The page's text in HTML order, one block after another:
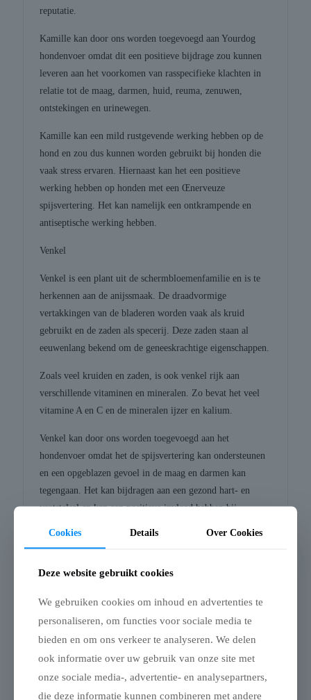
reputatie.
Kamille kan door ons worden toegevoegd aan Yourdog
hondenvoer omdat dit een positieve bijdrage zou kunnen
leveren aan het voorkomen van rasspecifieke klachten in
relatie tot de maag, darmen, huid, reuma, zenuwen,
ontstekingen en urinewegen.
Kamille kan een mild rustgevende werking hebben op de
hond en zou dus kunnen worden gebruikt bij honden die
vaak stress ervaren. Hiernaast kan het een positieve
werking hebben op honden met een Œnerveuze
spijsvertering. Het kan namelijk een ontkrampende en
antiseptische werking hebben.
Venkel
Venkel is een plant uit de schermbloemenfamilie en is te
herkennen aan de anijssmaak. De draadvormige
vertakkingen van de bladeren worden vaak als kruid
gebruikt en de zaden als specerij. Deze zaden staan al
eeuwenlang bekend om de geneeskrachtige eigenschappen.
Zoals veel kruiden en zaden, is ook venkel rijk aan
verschillende vitaminen en mineralen. Zo bevat het veel
vitamine A en C en de mineralen ijzer en kalium.
Venkel kan door ons worden toegevoegd aan het
hondenvoer omdat het de spijsvertering kan ondersteunen
en een opgeblazen gevoel in de maag en darmen kan
tegengaan. Het kan bijdragen aan een gezond hart- en
vaatstelsel en kan een positieve invloed hebben bij
Cranberry
De cranberry is een plant uit de heidefamilie. Deze plant is
in Nederland voornamelijk te vinden op de
Nederland zijn gekomen.
Cookies Details Over Cookies
Deze website gebruikt cookies
We gebruiken cookies om inhoud en advertenties te
personaliseren, om functies voor sociale media te
bieden en om ons verkeer te analyseren. We delen
ook informatie over uw gebruik van onze site met
onze sociale media-, advertentie- en analysepartners,
die deze informatie kunnen combineren met andere